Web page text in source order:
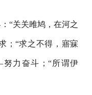
“关关雎鸠，在河之
；“求之不得，寤寐
力奋斗；“所谓伊